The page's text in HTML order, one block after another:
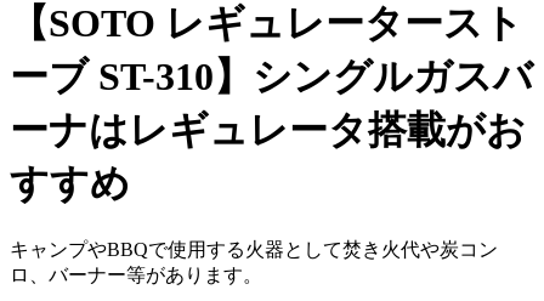
【SOTO レギュレータースト
ーブ ST-310】シングルガスバ
ーナはレギュレータ搭載がお
すすめ
キャンプやBBQで使用する火器として焚き火代や炭コン
ロ、バーナー等があります。